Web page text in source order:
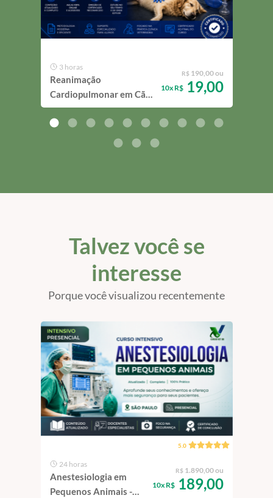
3 horas
Reanimação
Cardiopulmonar em Cães
e Gatos
R$ 190,00 ou
10x R$19,00
Talvez você se
interesse
Porque você visualizou recentemente
5.0
24 horas
Anestesiologia em
Pequenos Animais -
R$ 1.890,00 ou
10x R$189,00